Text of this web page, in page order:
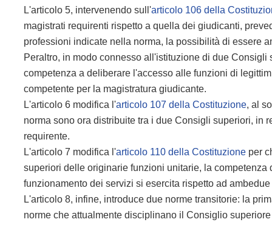
L'articolo 5, intervenendo sull'articolo 106 della
magistrati requirenti rispetto a quella dei giudicanti,
professioni indicate nella norma, la possibilità di essere
Peraltro, in modo connesso all'istituzione di due
competenza a deliberare l'accesso alle funzioni di
competente per la magistratura giudicante.
L'articolo 6 modifica l'articolo 107 della Costituzione, al
norma sono ora distribuite tra i due Consigli superiori, in
requirente.
L'articolo 7 modifica l'articolo 110 della Costituzione per
superiori delle originarie funzioni unitarie, la
funzionamento dei servizi si esercita rispetto ad
L'articolo 8, infine, introduce due norme transitorie: la
norme che attualmente disciplinano il Consiglio